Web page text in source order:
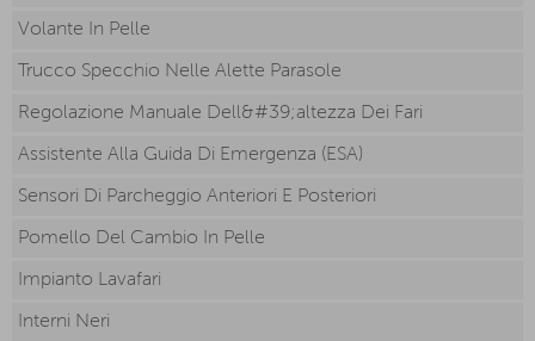
Volante In Pelle
Trucco Specchio Nelle Alette Parasole
Regolazione Manuale Dell&#39;altezza Dei Fari
Assistente Alla Guida Di Emergenza (ESA)
Sensori Di Parcheggio Anteriori E Posteriori
Pomello Del Cambio In Pelle
Impianto Lavafari
Interni Neri